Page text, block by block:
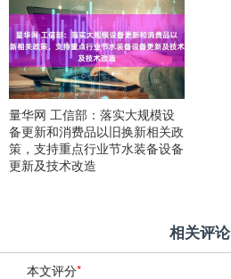
量华网 工信部：落实大规模设
备更新和消费品以旧换新相关政
策，支持重点行业节水装备设备
更新及技术改造
相关评论
本文评分*